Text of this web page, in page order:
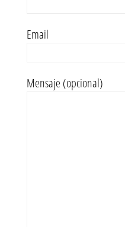
Email
Mensaje (opcional)